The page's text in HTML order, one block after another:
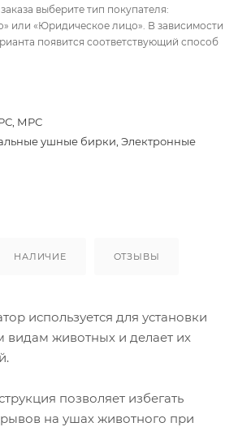
выберите тип покупателя:
или «Юридическое лицо». В зависимости
появится соответствующий способ
МРС
ушные бирки, Электронные
НАЛИЧИЕ ОТЗЫВЫ
используется для установки
видам животных и делает их
позволяет избегать
на ушах животного при